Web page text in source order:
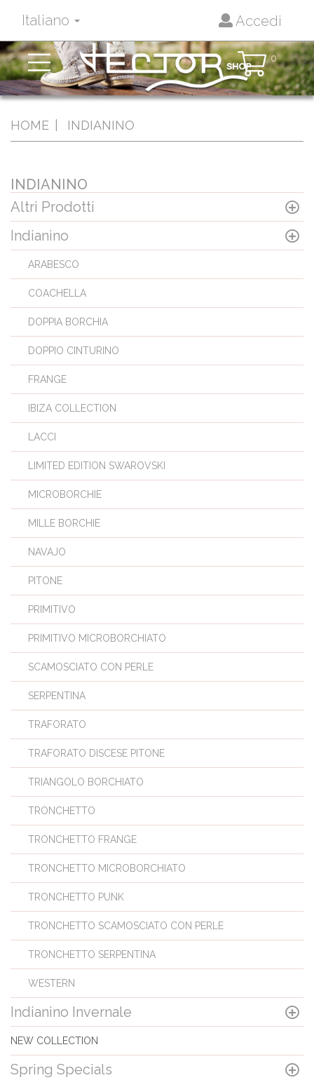
Accedi
Italiano
Toggle
navigation
0
HOME INDIANINO
INDIANINO
Altri Prodotti
Indianino
ARABESCO
COACHELLA
DOPPIA BORCHIA
DOPPIO CINTURINO
FRANGE
IBIZA COLLECTION
LACCI
LIMITED EDITION SWAROVSKI
MICROBORCHIE
MILLE BORCHIE
NAVAJO
PITONE
PRIMITIVO
PRIMITIVO MICROBORCHIATO
SCAMOSCIATO CON PERLE
SERPENTINA
TRAFORATO
TRAFORATO DISCESE PITONE
TRIANGOLO BORCHIATO
TRONCHETTO
TRONCHETTO FRANGE
TRONCHETTO MICROBORCHIATO
TRONCHETTO PUNK
TRONCHETTO SCAMOSCIATO CON PERLE
TRONCHETTO SERPENTINA
WESTERN
Indianino Invernale
NEW COLLECTION
Spring Specials